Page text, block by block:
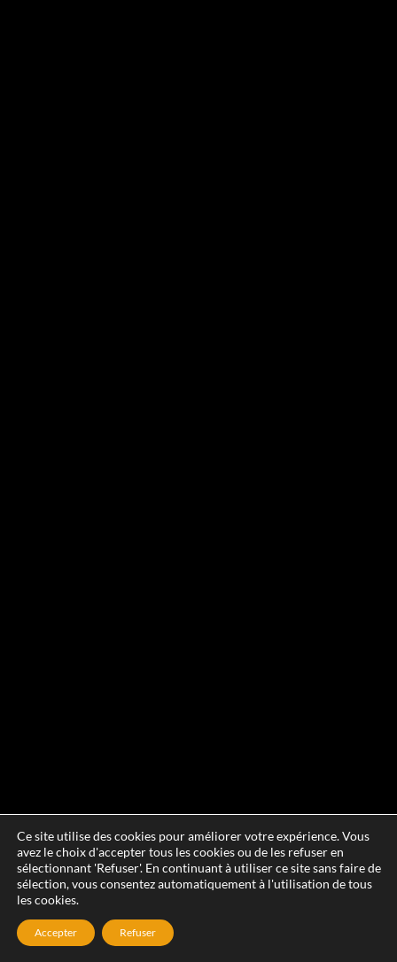
Ce site utilise des cookies pour améliorer votre expérience. Vous
avez le choix d'accepter tous les cookies ou de les refuser en
sélectionnant 'Refuser'. En continuant à utiliser ce site sans faire de
sélection, vous consentez automatiquement à l'utilisation de tous
les cookies.
Accepter Refuser